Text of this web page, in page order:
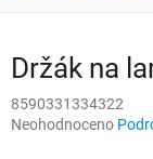
Držák na
8590331334322
Průměrné
Neohodnoceno